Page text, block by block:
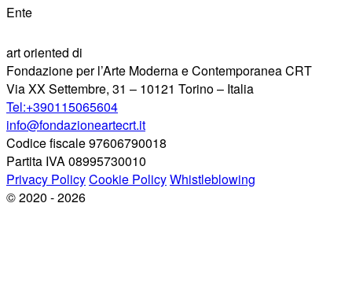
Ente
art oriented di
Fondazione per l’Arte Moderna e Contemporanea CRT
Via XX Settembre, 31 – 10121 Torino – Italia
Tel:+390115065604
info@fondazioneartecrt.it
Codice fiscale 97606790018
Partita IVA 08995730010
Privacy PolicyCookie PolicyWhistleblowing
© 2020 - 2026